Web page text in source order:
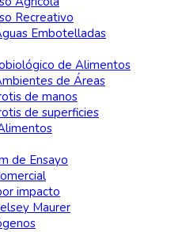
Recreativo
Embotelladas
de Alimentos
de Áreas
de manos
de superficies
de Ensayo
impacto
Maurer